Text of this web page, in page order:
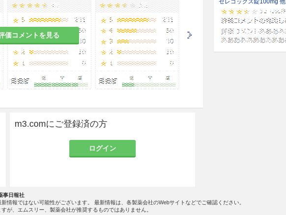
回（朝食後、夕食後）に増量する。
実施すること。また、投与中は臨床症状を十分
初の2ヵ月は2週に1回、以降は1ヵ月に1回など
4.副作用」の項参照）。
認められた場合には、投与継続の可否を検討す
開始後最初の2ヵ月は2週に1回、以降は1ヵ月に
検査を行うこと。
の可否を検討するとともに、適切な処置を行う
少、血小板減少等の血液障害が認められた場合
は休薬し、適切な処置を行うこと。
ので、本剤投与中は発熱、咳嗽、呼吸困難等の
価コメントを見る
m3.comにご登録済の方
ログイン
セレコックス錠100mg 他
事日報社
情報ではない可能性がございます。 最新情報は、各製薬会社のWebサイトなどでご確認ください。
が、エムスリー、製薬会社が推奨するものではありません。